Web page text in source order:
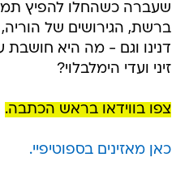
שעברה כשהחלו להפיץ
ברשת, הגירושים של
דנינו וגם - מה היא חושבת
זיני ועדי הימלבלוי?
צפו בווידאו בראש הכתבה.
כאן מאזינים בספוטיפיי.